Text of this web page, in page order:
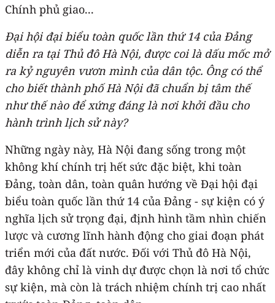
Chính phủ giao...
Đại hội đại biểu toàn quốc lần thứ 14 của Đảng
diễn ra tại Thủ đô Hà Nội, được coi là dấu mốc mở
ra kỷ nguyên vươn mình của dân tộc. Ông có thể
cho biết thành phố Hà Nội đã chuẩn bị tâm thế
như thế nào để xứng đáng là nơi khởi đầu cho
hành trình lịch sử này?
Những ngày này, Hà Nội đang sống trong một
không khí chính trị hết sức đặc biệt, khi toàn
Đảng, toàn dân, toàn quân hướng về Đại hội đại
biểu toàn quốc lần thứ 14 của Đảng - sự kiện có ý
nghĩa lịch sử trọng đại, định hình tầm nhìn chiến
lược và cương lĩnh hành động cho giai đoạn phát
triển mới của đất nước. Đối với Thủ đô Hà Nội,
đây không chỉ là vinh dự được chọn là nơi tổ chức
sự kiện, mà còn là trách nhiệm chính trị cao nhất